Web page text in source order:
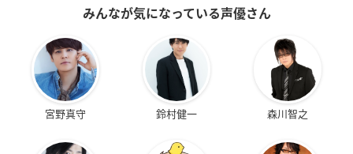
みんなが気になっている声優さん
宮野真守 鈴村健一 森川智之